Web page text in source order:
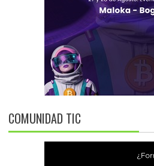
COMUNIDAD TIC